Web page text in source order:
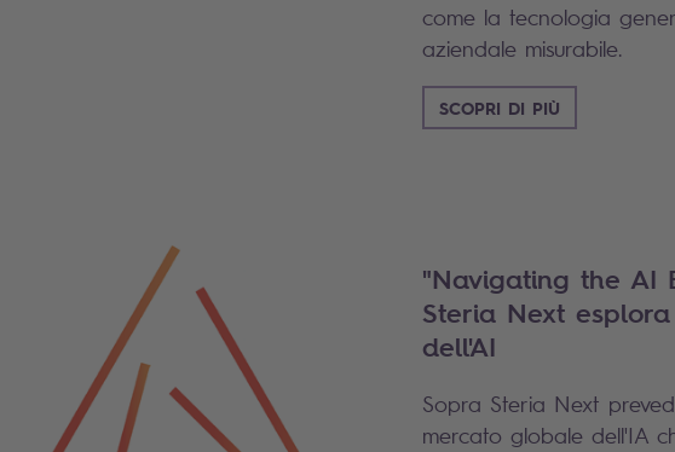
come la tecnologia
aziendale misurabile.
SCOPRI DI PIÙ
"Navigating the AI
Steria Next
dell'AI
Sopra Steria Next
mercato globale dell'IA